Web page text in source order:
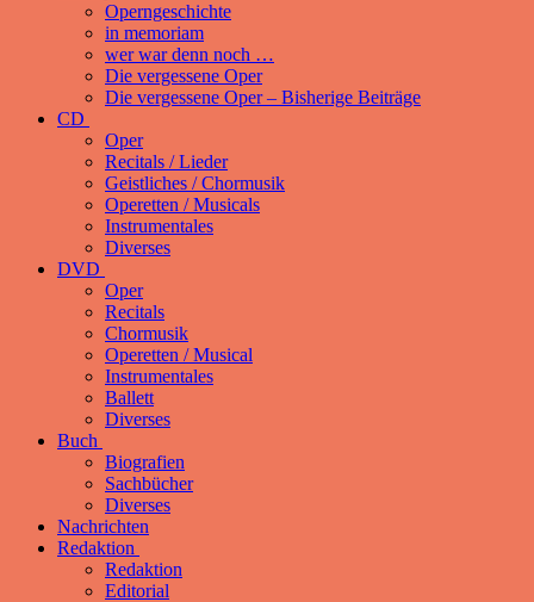
Operngeschichte
in memoriam
wer war denn noch …
Die vergessene Oper
Die vergessene Oper – Bisherige Beiträge
CD
Oper
Recitals / Lieder
Geistliches / Chormusik
Operetten / Musicals
Instrumentales
Diverses
DVD
Oper
Recitals
Chormusik
Operetten / Musical
Instrumentales
Ballett
Diverses
Buch
Biografien
Sachbücher
Diverses
Nachrichten
Redaktion
Redaktion
Editorial